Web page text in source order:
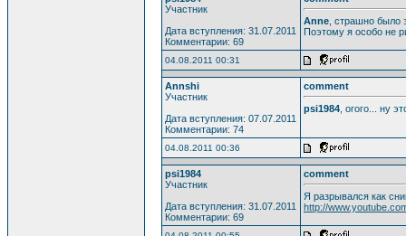
Участник
Дата вступления: 31.07.2011
Комментарии: 69
Anne , страшно было
Поэтому я особо не
04.08.2011 00:31
Annshi
Участник
Дата вступления: 07.07.2011
Комментарии: 74
comment
psi1984 , огого... ну
04.08.2011 00:36
psi1984
Участник
Дата вступления: 31.07.2011
Комментарии: 69
comment
Я разрывался как
http://